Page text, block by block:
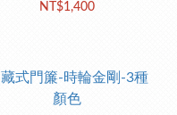
NT$1,400